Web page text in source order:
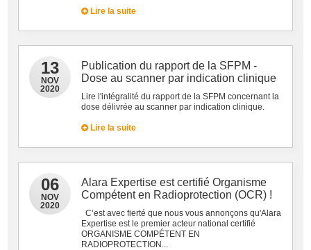
Lire la suite
13
NOV
2020
Publication du rapport de la SFPM -
Dose au scanner par indication clinique
Lire l'intégralité du rapport de la SFPM concernant la
dose délivrée au scanner par indication clinique.
Lire la suite
06
NOV
2020
Alara Expertise est certifié Organisme
Compétent en Radioprotection (OCR) !
C’est avec fierté que nous vous annonçons qu'Alara
Expertise est le premier acteur national certifié
ORGANISME COMPÉTENT EN
RADIOPROTECTION...